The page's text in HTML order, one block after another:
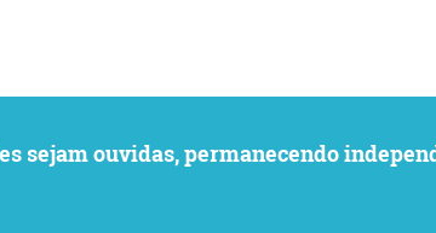
sejam ouvidas, permanecendo